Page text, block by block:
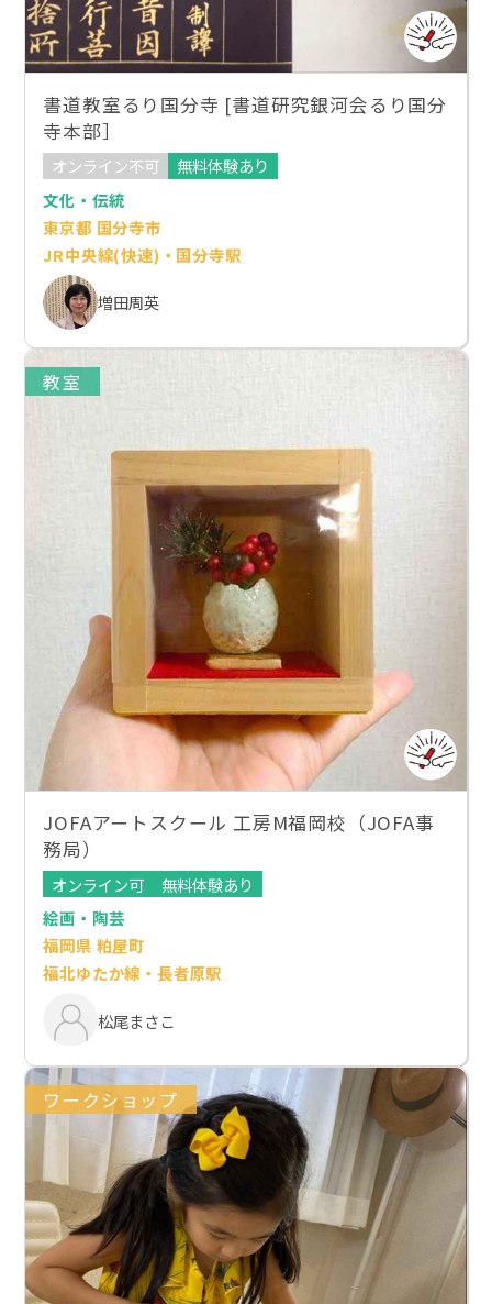
書道教室るり国分寺 [書道研究銀河会るり国分
寺本部］
オンライン不可
無料体験あり
文化・伝統
東京都 国分寺市
JR中央線(快速)・国分寺駅
増田周英
教室
JOFAアートスクール 工房M福岡校（JOFA事
務局）
オンライン可
無料体験あり
絵画・陶芸
福岡県 粕屋町
福北ゆたか線・長者原駅
松尾まさこ
ワークショップ